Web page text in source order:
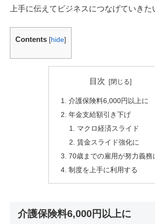
上手に伝えてビジネスにつなげていきた
Contents [hide]
目次
介護保険料6,000円以上に
年金支給額引き下げ
マクロ経済スライド
賃金スライド強化に
70歳までの雇用が努力義務
制度を上手に利用する
介護保険料6,000円以上に